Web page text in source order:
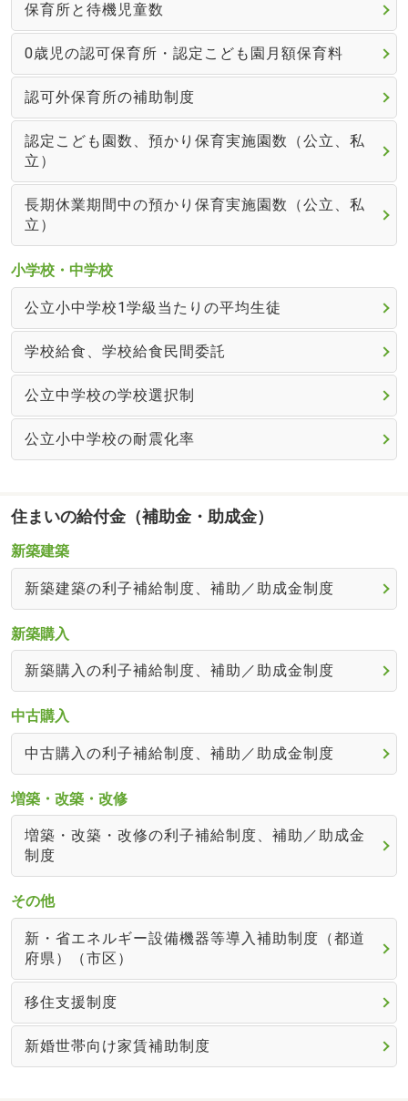
保育所と待機児童数
0歳児の認可保育所・認定こども園月額保育料
認可外保育所の補助制度
認定こども園数、預かり保育実施園数（公立、私
立）
長期休業期間中の預かり保育実施園数（公立、私
立）
小学校・中学校
公立小中学校1学級当たりの平均生徒
学校給食、学校給食民間委託
公立中学校の学校選択制
公立小中学校の耐震化率
住まいの給付金（補助金・助成金）
新築建築
新築建築の利子補給制度、補助／助成金制度
新築購入
新築購入の利子補給制度、補助／助成金制度
中古購入
中古購入の利子補給制度、補助／助成金制度
増築・改築・改修
増築・改築・改修の利子補給制度、補助／助成金
制度
その他
新・省エネルギー設備機器等導入補助制度（都道
府県）（市区）
移住支援制度
新婚世帯向け家賃補助制度